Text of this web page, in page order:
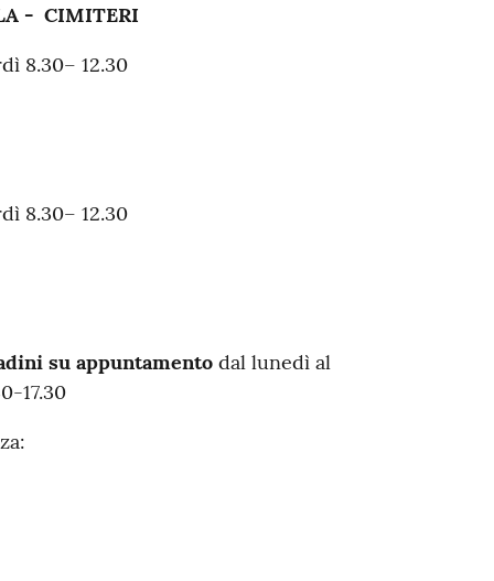
- CIMITERI
8.30– 12.30
8.30– 12.30
su appuntamento dal lunedì al
17.30